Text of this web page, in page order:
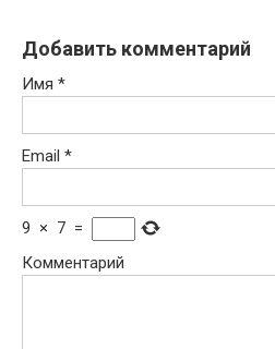
Добавить комментарий
Имя *
Email *
9 × 7 =
Комментарий